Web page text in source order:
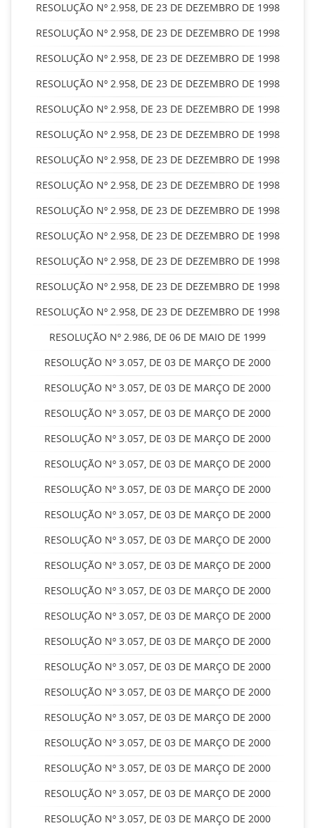
RESOLUÇÃO Nº 2.958, DE 23 DE DEZEMBRO DE 1998
RESOLUÇÃO Nº 2.958, DE 23 DE DEZEMBRO DE 1998
RESOLUÇÃO Nº 2.958, DE 23 DE DEZEMBRO DE 1998
RESOLUÇÃO Nº 2.958, DE 23 DE DEZEMBRO DE 1998
RESOLUÇÃO Nº 2.958, DE 23 DE DEZEMBRO DE 1998
RESOLUÇÃO Nº 2.958, DE 23 DE DEZEMBRO DE 1998
RESOLUÇÃO Nº 2.958, DE 23 DE DEZEMBRO DE 1998
RESOLUÇÃO Nº 2.958, DE 23 DE DEZEMBRO DE 1998
RESOLUÇÃO Nº 2.958, DE 23 DE DEZEMBRO DE 1998
RESOLUÇÃO Nº 2.958, DE 23 DE DEZEMBRO DE 1998
RESOLUÇÃO Nº 2.958, DE 23 DE DEZEMBRO DE 1998
RESOLUÇÃO Nº 2.958, DE 23 DE DEZEMBRO DE 1998
RESOLUÇÃO Nº 2.958, DE 23 DE DEZEMBRO DE 1998
RESOLUÇÃO Nº 2.986, DE 06 DE MAIO DE 1999
RESOLUÇÃO Nº 3.057, DE 03 DE MARÇO DE 2000
RESOLUÇÃO Nº 3.057, DE 03 DE MARÇO DE 2000
RESOLUÇÃO Nº 3.057, DE 03 DE MARÇO DE 2000
RESOLUÇÃO Nº 3.057, DE 03 DE MARÇO DE 2000
RESOLUÇÃO Nº 3.057, DE 03 DE MARÇO DE 2000
RESOLUÇÃO Nº 3.057, DE 03 DE MARÇO DE 2000
RESOLUÇÃO Nº 3.057, DE 03 DE MARÇO DE 2000
RESOLUÇÃO Nº 3.057, DE 03 DE MARÇO DE 2000
RESOLUÇÃO Nº 3.057, DE 03 DE MARÇO DE 2000
RESOLUÇÃO Nº 3.057, DE 03 DE MARÇO DE 2000
RESOLUÇÃO Nº 3.057, DE 03 DE MARÇO DE 2000
RESOLUÇÃO Nº 3.057, DE 03 DE MARÇO DE 2000
RESOLUÇÃO Nº 3.057, DE 03 DE MARÇO DE 2000
RESOLUÇÃO Nº 3.057, DE 03 DE MARÇO DE 2000
RESOLUÇÃO Nº 3.057, DE 03 DE MARÇO DE 2000
RESOLUÇÃO Nº 3.057, DE 03 DE MARÇO DE 2000
RESOLUÇÃO Nº 3.057, DE 03 DE MARÇO DE 2000
RESOLUÇÃO Nº 3.057, DE 03 DE MARÇO DE 2000
RESOLUÇÃO Nº 3.057, DE 03 DE MARÇO DE 2000